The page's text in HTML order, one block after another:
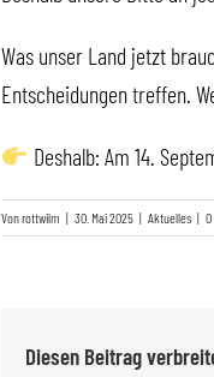
Was unser Land jetzt
Entscheidungen treffen.
Deshalb: Am 14.
Vonrottwilm | 30. Mai 2025 | Aktuelles | 0
Diesen Beitrag